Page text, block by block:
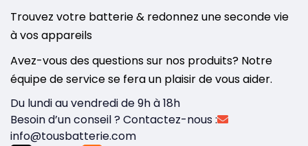
Trouvez votre batterie & redonnez une seconde vie
à vos appareils
Avez-vous des questions sur nos produits? Notre
équipe de service se fera un plaisir de vous aider.
Du lundi au vendredi de 9h à 18h
Besoin d’un conseil ? Contactez-nous :
info@tousbatterie.com